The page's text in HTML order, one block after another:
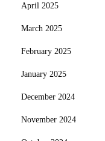
April 2025
March 2025
February 2025
January 2025
December 2024
November 2024